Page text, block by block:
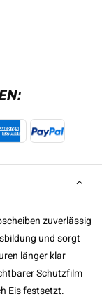
zuverlässig
und sorgt
länger klar
Schutzfilm
Eis festsetzt.